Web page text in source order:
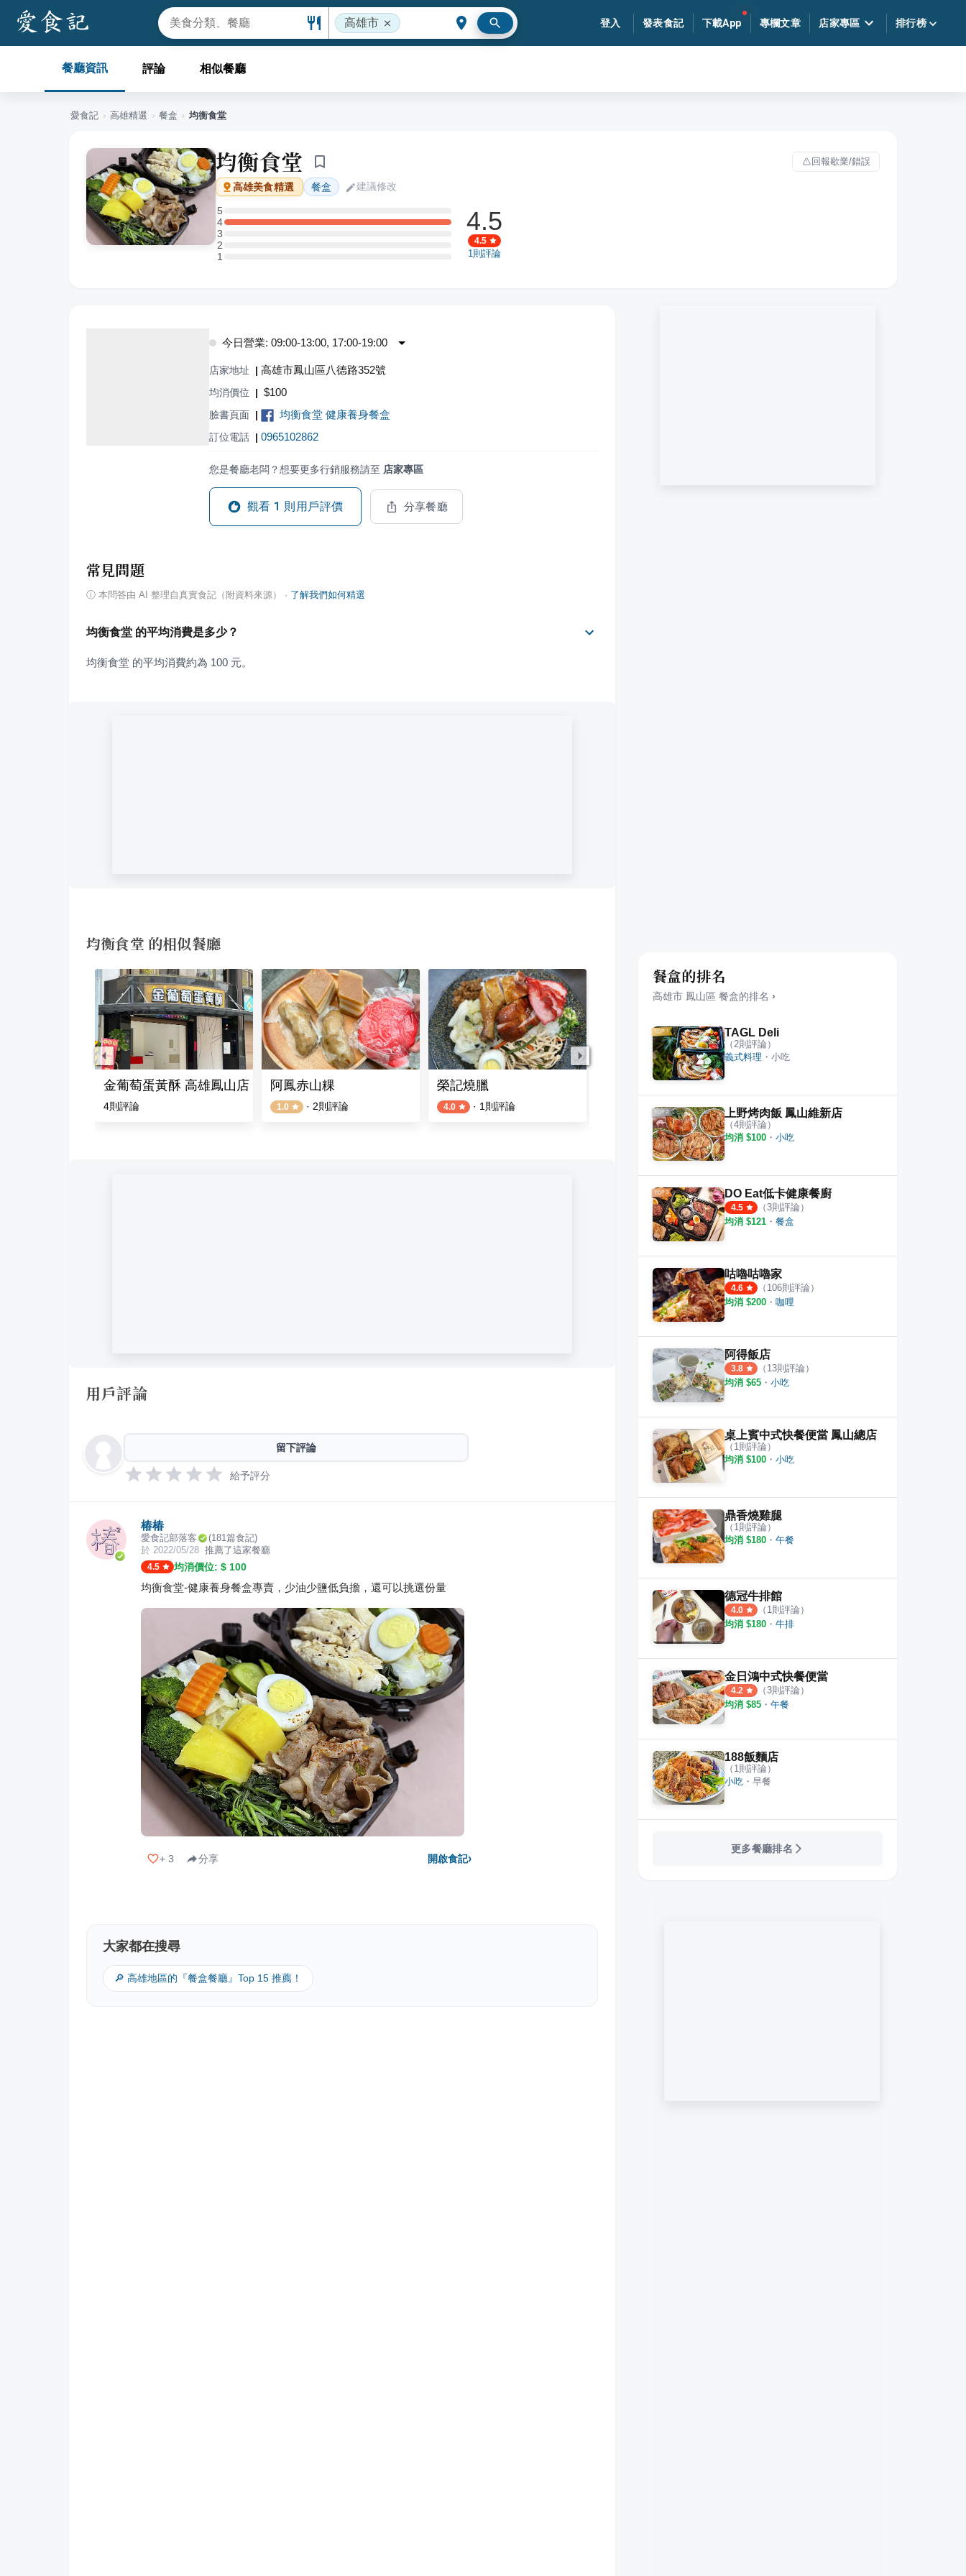
高雄市 登入 發表食記 下載App 專欄文章 店家專區 排行榜
餐廳資訊 評論 相似餐廳
愛食記 › 高雄精選 › 餐盒 › 均衡食堂
均衡食堂 回報歇業/錯誤
高雄美食精選 餐盒 建議修改
5
5 星：0 則評論
4
4 星：1 則評論
3
3 星：0 則評論
2
2 星：0 則評論
11 星：0 則評論
4.5
4.5
1則評論
今日營業: 09:00-13:00, 17:00-19:00
店家地址 | 高雄市鳳山區八德路352號
均消價位 | $100
臉書頁面 | 均衡食堂 健康養身餐盒
訂位電話 | 0965102862
您是餐廳老闆？想要更多行銷服務請至 店家專區
觀看 1 則用戶評價 分享餐廳
常見問題
ⓘ 本問答由 AI 整理自真實食記（附資料來源） · 了解我們如何精選
均衡食堂 的平均消費是多少？
均衡食堂 的平均消費約為 100 元。
均衡食堂 的相似餐廳
金葡萄蛋黃酥 高雄鳳山店
4則評論
阿鳳赤山粿
1.0 · 2則評論
榮記燒臘
4.0 · 1 則評論 則評論 4.0 ·1 則評論
用戶評論
留下評論
給予評分
椿椿
愛食記部落客 (181篇食記)
於 2022/05/28 推薦了這家餐廳
4.5 均消價位: $ 100
均衡食堂-健康養身餐盒專賣，少油少鹽低負擔，還可以挑選份量
+ 3 分享 開啟食記›
大家都在搜尋
🔎 高雄地區的『餐盒餐廳』Top 15 推薦！
餐盒的排名
高雄市 鳳山區 餐盒的排名 ›
TAGL Deli
（2則評論）
義式料理 ・ 小吃
上野烤肉飯 鳳山維新店
（4則評論）
均消 $100 ・ 小吃
DO Eat低卡健康餐廚
4.5 （3則評論）
均消 $121 ・ 餐盒
咕嚕咕嚕家
4.6 （ 106則評論）
均消 $200 ・ 咖哩
阿得飯店
3.8 （ 13則評論）
均消 $65 ・ 小吃
桌上賓中式快餐便當 鳳山總店
（ 1則評論）
均消 $100 ・ 小吃
鼎香燒雞腿
（ 1則評論）
均消 $180 ・ 午餐
德冠牛排館
4.0 （ 1 則評論）
均消 $180 ・ 牛排
金日鴻中式快餐便當
4.2 （3則評論）
均消 $85 ・ 午餐
188飯麵店
（ 1則評論）
小吃 ・ 早餐
更多餐廳排名